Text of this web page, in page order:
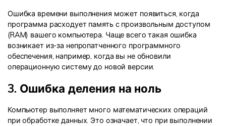
Ошибка времени выполнения может появиться, когда
программа расходует память с произвольным доступом
(RAM) вашего компьютера. Чаще всего такая ошибка
возникает из-за непропатченного программного
обеспечения, например, когда вы не обновили
операционную систему до новой версии.
3. Ошибка деления на ноль
Компьютер выполняет много математических операций
при обработке данных. Это означает, что при выполнении